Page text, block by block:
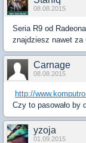
08.08.2015
Seria R9 od
znajdziesz nawet za
Carnage
08.08.2015
http://
Czy to pasowało by
yzoja
01.09.2015